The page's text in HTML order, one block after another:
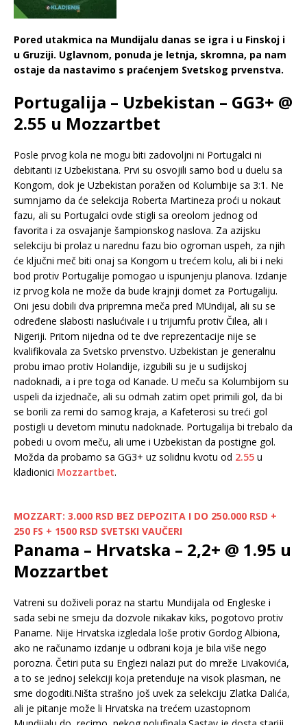
Pored utakmica na Mundijalu danas se igra i u Finskoj i
u Gruziji. Uglavnom, ponuda je letnja, skromna, pa nam
ostaje da nastavimo s praćenjem Svetskog prvenstva.
Portugalija – Uzbekistan – GG3+ @
2.55 u Mozzartbet
Posle prvog kola ne mogu biti zadovoljni ni Portugalci ni
debitanti iz Uzbekistana. Prvi su osvojili samo bod u duelu sa
Kongom, dok je Uzbekistan poražen od Kolumbije sa 3:1. Ne
sumnjamo da će selekcija Roberta Martineza proći u nokaut
fazu, ali su Portugalci ovde stigli sa oreolom jednog od
favorita i za osvajanje šampionskog naslova. Za azijsku
selekciju bi prolaz u narednu fazu bio ogroman uspeh, za njih
će ključni meč biti onaj sa Kongom u trećem kolu, ali bi i neki
bod protiv Portugalije pomogao u ispunjenju planova. Izdanje
iz prvog kola ne može da bude krajnji domet za Portugaliju.
Oni jesu dobili dva pripremna meča pred MUndijal, ali su se
određene slabosti naslućivale i u trijumfu protiv Čilea, ali i
Nigeriji. Pritom nijedna od te dve reprezentacije nije se
kvalifikovala za Svetsko prvenstvo. Uzbekistan je generalnu
probu imao protiv Holandije, izgubili su je u sudijskoj
nadoknadi, a i pre toga od Kanade. U meču sa Kolumbijom su
uspeli da izjednače, ali su odmah zatim opet primili gol, da bi
se borili za remi do samog kraja, a Kafeterosi su treći gol
postigli u devetom minutu nadoknade. Portugalija bi trebalo da
pobedi u ovom meču, ali ume i Uzbekistan da postigne gol.
Možda da probamo sa GG3+ uz solidnu kvotu od 2.55 u
kladionici Mozzartbet.
MOZZART: 3.000 RSD BEZ DEPOZITA I DO 250.000 RSD +
250 FS + 1500 RSD SVETSKI VAUČERI
Panama – Hrvatska – 2,2+ @ 1.95 u
Mozzartbet
Vatreni su doživeli poraz na startu Mundijala od Engleske i
sada sebi ne smeju da dozvole nikakav kiks, pogotovo protiv
Paname. Nije Hrvatska izgledala loše protiv Gordog Albiona,
ako ne računamo izdanje u odbrani koja je bila više nego
porozna. Četiri puta su Englezi nalazi put do mreže Livakovića,
a to se jednoj selekciji koja pretenduje na visok plasman, ne
sme dogoditi.Ništa strašno još uvek za selekciju Zlatka Dalića,
ali je pitanje može li Hrvatska na trećem uzastopnom